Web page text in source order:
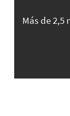
Más de 2,5